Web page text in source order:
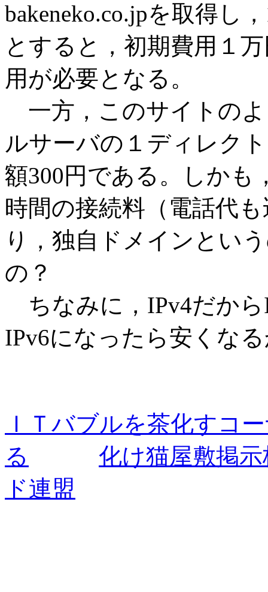
bakeneko.co.jpを取得し
とすると，初期費用１
用が必要となる。
一方，このサイトの
ルサーバの１ディレク
額300円である。しかも
時間の接続料（電話代
り，独自ドメインとい
の？
ちなみに，IPv4だか
IPv6になったら安くな
ＩＴバブルを茶化すコ
る
化け猫屋敷掲
ド連盟